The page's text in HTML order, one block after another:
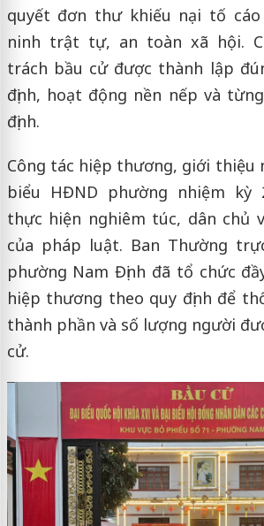
quyết đơn thư khiếu nại tố
ninh trật tự, an toàn xã hội.
trách bầu cử được thành lập
định, hoạt động nền nếp và
định.
Công tác hiệp thương, giới thiệu
biểu HĐND phường nhiệm kỳ
thực hiện nghiêm túc, dân chủ
của pháp luật. Ban Thường
phường Nam Định đã tổ chức
hiệp thương theo quy định để
thành phần và số lượng người
cử.